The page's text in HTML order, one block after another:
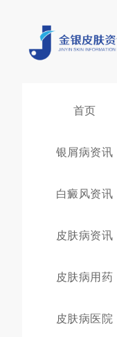
首页
银屑病资讯
白癜风资讯
皮肤病资讯
皮肤病用药
皮肤病医院